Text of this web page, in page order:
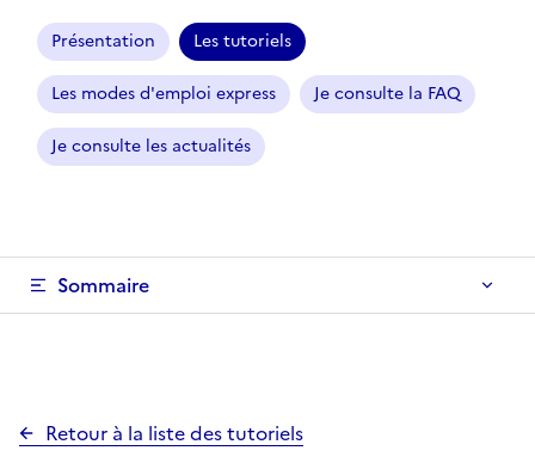
Présentation Les tutoriels
Les modes d'emploi express Je consulte la FAQ
Je consulte les actualités
Sommaire
Retour à la liste des tutoriels